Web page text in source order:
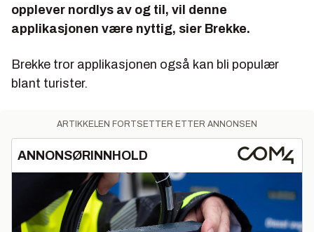
opplever nordlys av og til, vil denne
applikasjonen være nyttig, sier Brekke.
Brekke tror applikasjonen også kan bli populær
blant turister.
ARTIKKELEN FORTSETTER ETTER ANNONSEN
ANNONSØRINNHOLD